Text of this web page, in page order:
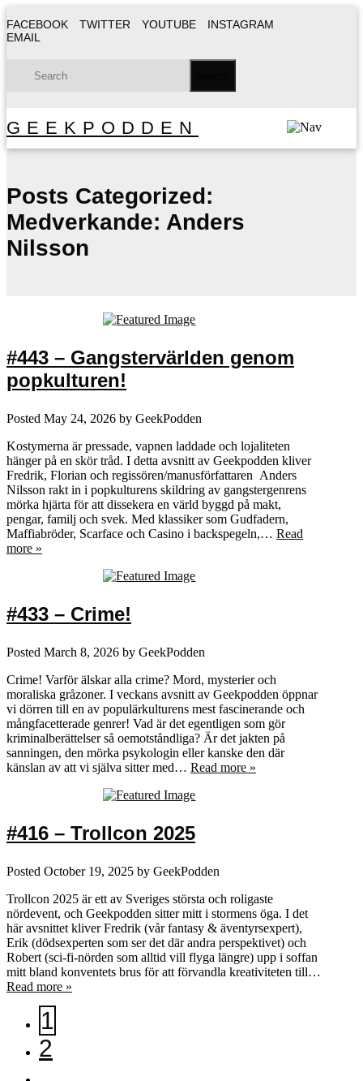
FACEBOOK TWITTER YOUTUBE
INSTAGRAM
EMAIL
GEEKPODDEN
Posts Categorized:
Medverkande: Anders
Nilsson
#443 – Gangstervärlden genom
popkulturen!
Posted May 24, 2026 by GeekPodden
Kostymerna är pressade, vapnen laddade och lojaliteten
hänger på en skör tråd. I detta avsnitt av Geekpodden kliver
Fredrik, Florian och regissören/manusförfattaren Anders
Nilsson rakt in i popkulturens skildring av gangstergenrens
mörka hjärta för att dissekera en värld byggd på makt,
pengar, familj och svek. Med klassiker som Gudfadern,
Maffiabröder, Scarface och Casino i backspegeln,… Read
more »
#433 – Crime!
Posted March 8, 2026 by GeekPodden
Crime! Varför älskar alla crime? Mord, mysterier och
moraliska gråzoner. I veckans avsnitt av Geekpodden öppnar
vi dörren till en av populärkulturens mest fascinerande och
mångfacetterade genrer! Vad är det egentligen som gör
kriminalberättelser så oemotståndliga? Är det jakten på
sanningen, den mörka psykologin eller kanske den där
känslan av att vi själva sitter med… Read more »
#416 – Trollcon 2025
Posted October 19, 2025 by GeekPodden
Trollcon 2025 är ett av Sveriges största och roligaste
nördevent, och Geekpodden sitter mitt i stormens öga. I det
här avsnittet kliver Fredrik (vår fantasy & äventyrsexpert),
Erik (dödsexperten som ser det där andra perspektivet) och
Robert (sci-fi-nörden som alltid vill flyga längre) upp i soffan
mitt bland konventets brus för att förvandla kreativiteten till…
Read more »
1
2